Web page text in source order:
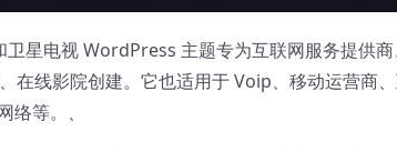
星电视 WordPress 主题专为互联网服务提供
在线影院创建。它也适用于 Voip、移动运营商
等。、